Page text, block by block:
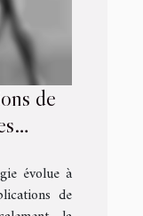
de
évolue à
de